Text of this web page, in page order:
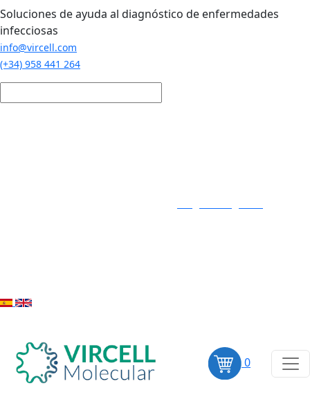
Pasar al contenido principal
Soluciones de ayuda al diagnóstico de enfermedades
infecciosas
info@vircell.com
(+34) 958 441 264
0